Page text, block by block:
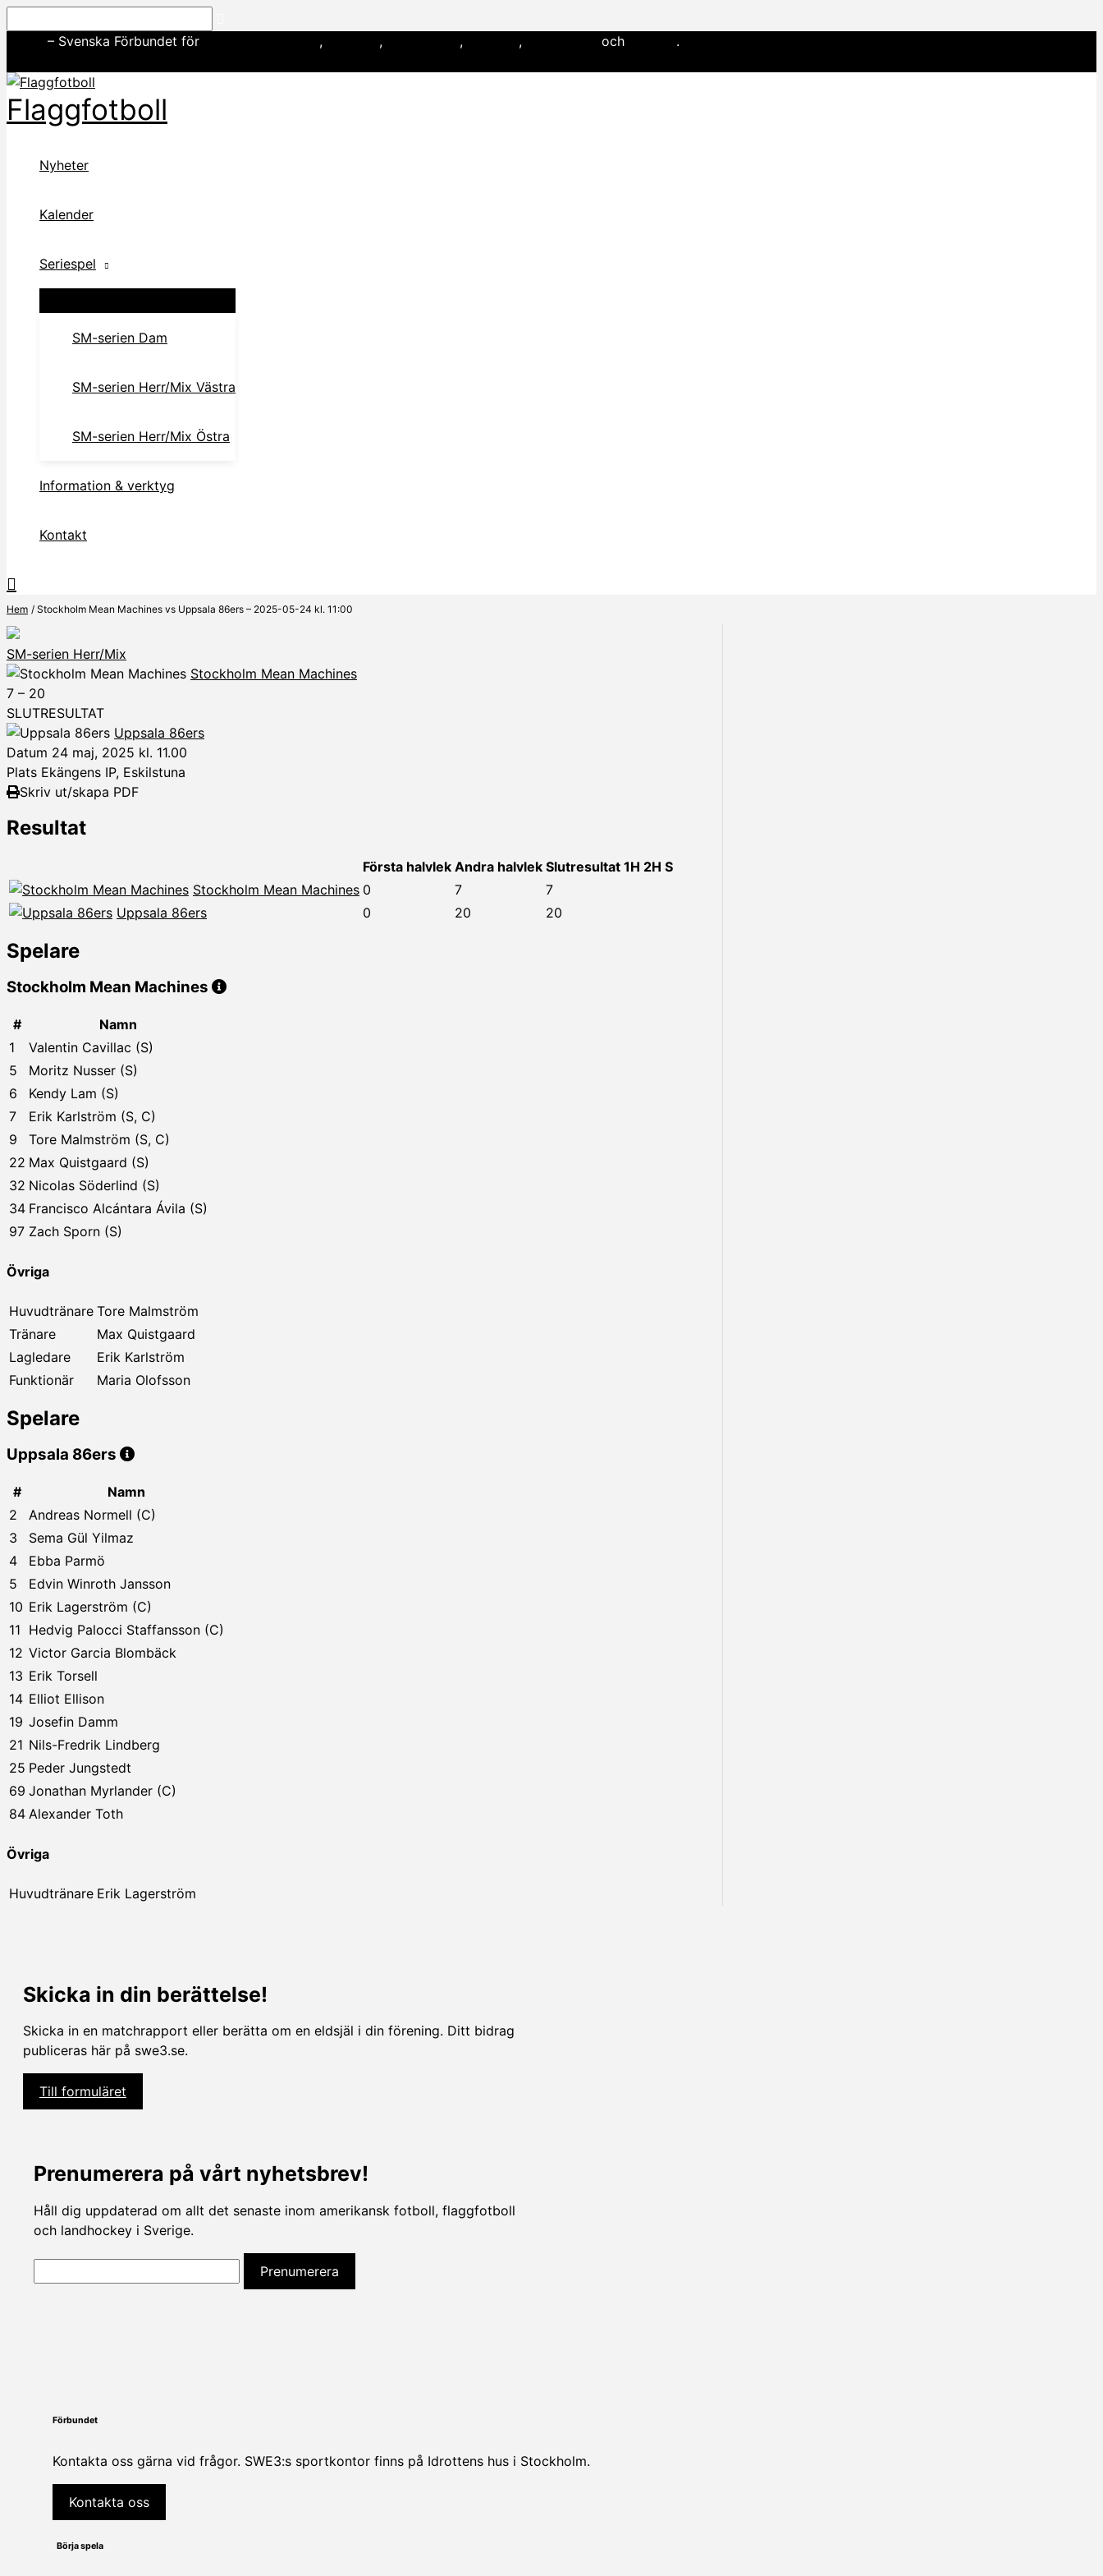
till
– Svenska Förbundet för , , , , och .
Flaggfotboll
Nyheter
Kalender
Seriespel
SM-serien Dam
SM-serien Herr/Mix Västra
SM-serien Herr/Mix Östra
Information & verktyg
Kontakt
Hem Stockholm Mean Machines vs Uppsala 86ers – 2025-05-24 kl. 11:00
SM-serien Herr/Mix
Stockholm Mean Machines
7 – 20
SLUTRESULTAT
Uppsala 86ers
Datum 24 maj, 2025 kl. 11.00
Plats Ekängens IP, Eskilstuna
Skriv ut/skapa PDF
Resultat
Första halvlek Andra halvlek Slutresultat 1H 2H S
Stockholm Mean Machines 0 7
7
Uppsala 86ers
0 20 20
Spelare
Stockholm Mean Machines
#
Namn
1
Valentin Cavillac (S)
5
Moritz Nusser (S)
6
Kendy Lam (S)
7
Erik Karlström (S, C)
9
Tore Malmström (S, C)
22 Max Quistgaard (S)
32 Nicolas Söderlind (S)
34 Francisco Alcántara Ávila (S)
97 Zach Sporn (S)
Övriga
Huvudtränare Tore Malmström
Tränare
Max Quistgaard
Lagledare
Erik Karlström
Funktionär
Maria Olofsson
Spelare
Uppsala 86ers
#
Namn
2
Andreas Normell (C)
3
Sema Gül Yilmaz
4
Ebba Parmö
5
Edvin Winroth Jansson
10 Erik Lagerström (C)
11 Hedvig Palocci Staffansson (C)
12 Victor Garcia Blombäck
13 Erik Torsell
14 Elliot Ellison
19 Josefin Damm
21 Nils-Fredrik Lindberg
25 Peder Jungstedt
69 Jonathan Myrlander (C)
84 Alexander Toth
Övriga
Huvudtränare Erik Lagerström
Skicka in din berättelse!
Skicka in en matchrapport eller berätta om en eldsjäl i din förening. Ditt bidrag
publiceras här på swe3.se.
Till formuläret
Prenumerera på vårt nyhetsbrev!
Håll dig uppdaterad om allt det senaste inom amerikansk fotboll, flaggfotboll
och landhockey i Sverige.
Förbundet
Kontakta oss gärna vid frågor. SWE3:s sportkontor finns på Idrottens hus i Stockholm.
Kontakta oss
Börja spela